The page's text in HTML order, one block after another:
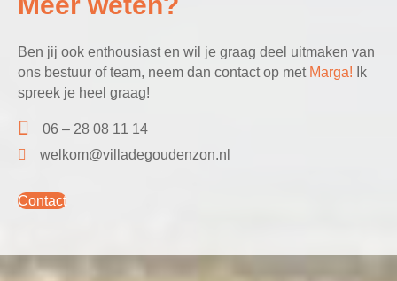
Ben jij ook enthousiast en wil je graag deel uitmaken van
ons bestuur of team, neem dan contact op met Marga! Ik
spreek je heel graag!
06 – 28 08 11 14
welkom@villadegoudenzon.nl
Contact